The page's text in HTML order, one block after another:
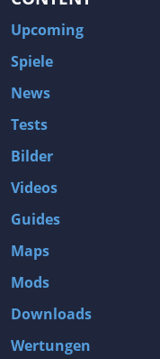
Upcoming
Spiele
News
Tests
Bilder
Videos
Guides
Maps
Mods
Downloads
Wertungen